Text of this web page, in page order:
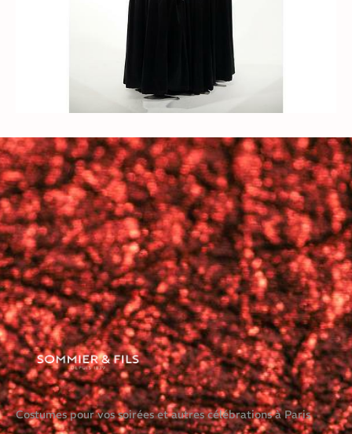
Costumes pour vos soirées et autres célébrations à Paris